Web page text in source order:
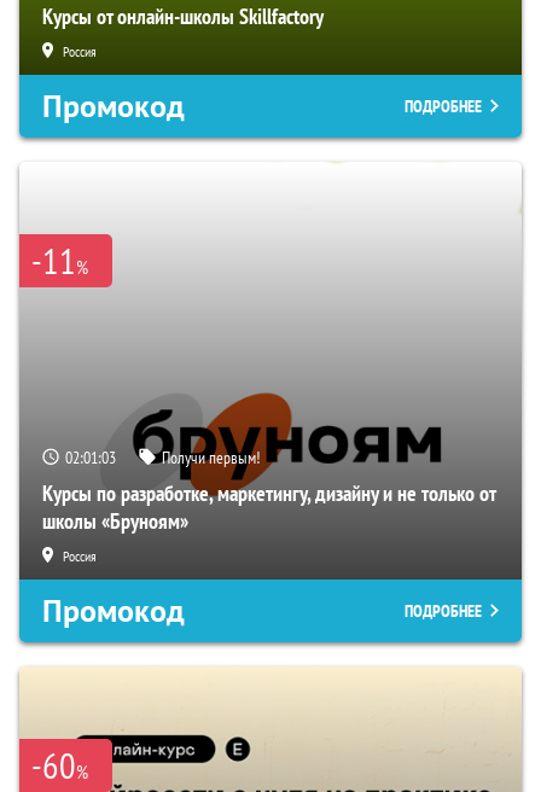
Курсы от онлайн-школы Skillfactory
Россия
Промокод ПОДРОБНЕЕ
-11%
02:01:02 Получи первым!
Курсы по разработке, маркетингу, дизайну и не только от
школы «Бруноям»
Россия
Промокод ПОДРОБНЕЕ
-60%